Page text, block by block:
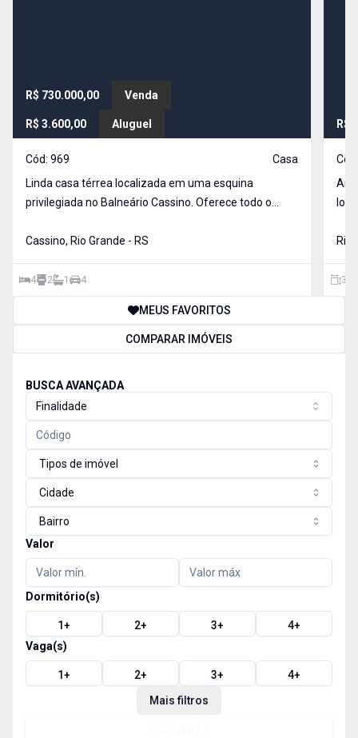
R$ 730.000,00 Venda
R$ 3.600,00 Aluguel
Cód: 969
Casa
Linda casa térrea localizada em uma esquina
privilegiada no Balneário Cassino. Oferece todo o
Destaques do imóvel: 4 dormitórios amplos e bem
Cassino, Rio Grande - RS
4 2 1 4
R$
Rio
323
MEUS FAVORITOS
COMPARAR IMÓVEIS
BUSCA AVANÇADA
Finalidade
Tipos de imóvel
Cidade
Bairro
Valor
Dormitório(s)
1+ 2+ 3+ 4+
Vaga(s)
1+ 2+ 3+ 4+
Mais filtros